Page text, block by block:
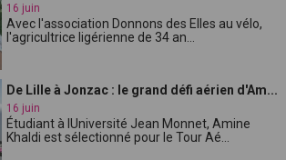
16 juin
Avec l'association Donnons des Elles au vélo,
l'agricultrice ligérienne de 34 an...
De Lille à Jonzac : le grand défi aérien d'Am...
16 juin
Étudiant à lUniversité Jean Monnet, Amine
Khaldi est sélectionné pour le Tour Aé...